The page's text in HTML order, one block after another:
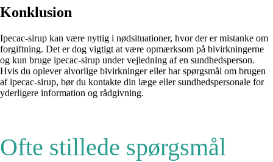
Konklusion
Ipecac-sirup kan være nyttig i nødsituationer, hvor der er mistanke om
forgiftning. Det er dog vigtigt at være opmærksom på bivirkningerne
og kun bruge ipecac-sirup under vejledning af en sundhedsperson.
Hvis du oplever alvorlige bivirkninger eller har spørgsmål om brugen
af ipecac-sirup, bør du kontakte din læge eller sundhedspersonale for
yderligere information og rådgivning.
Ofte stillede spørgsmål